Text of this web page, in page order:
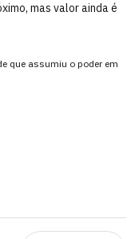
mas valor ainda é
que assumiu o poder em